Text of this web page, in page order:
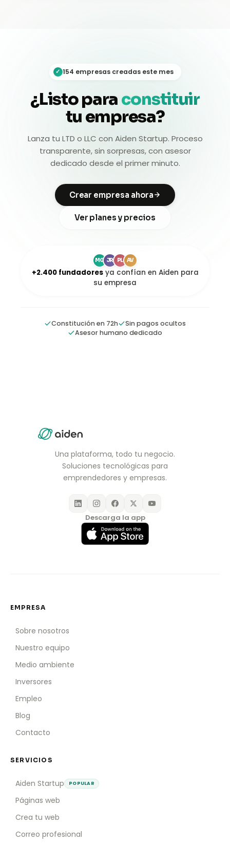
✓ 154 empresas creadas este mes
¿Listo para constituir
tu empresa?
Lanza tu LTD o LLC con Aiden Startup. Proceso
transparente, sin sorpresas, con asesor
dedicado desde el primer minuto.
Crear empresa ahora
Ver planes y precios
MG JR PL AV
+2.400 fundadoresya confían en Aiden para
su empresa
Constitución en 72h
Sin pagos ocultos
Asesor humano dedicado
Una plataforma, todo tu negocio.
Soluciones tecnológicas para
emprendedores y empresas.
Descarga la app
EMPRESA
Sobre nosotros
Nuestro equipo
Medio ambiente
Inversores
Empleo
Blog
Contacto
SERVICIOS
Aiden Startup POPULAR
Páginas web
Crea tu web
Correo profesional